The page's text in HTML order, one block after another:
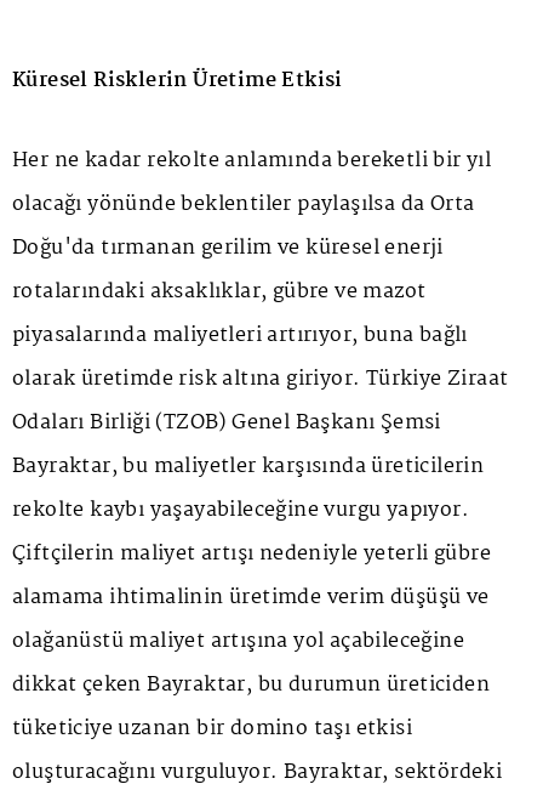
Küresel Risklerin Üretime Etkisi
Her ne kadar rekolte anlamında bereketli bir yıl
olacağı yönünde beklentiler paylaşılsa da Orta
Doğu'da tırmanan gerilim ve küresel enerji
rotalarındaki aksaklıklar, gübre ve mazot
piyasalarında maliyetleri artırıyor, buna bağlı
olarak üretimde risk altına giriyor. Türkiye Ziraat
Odaları Birliği (TZOB) Genel Başkanı Şemsi
Bayraktar, bu maliyetler karşısında üreticilerin
rekolte kaybı yaşayabileceğine vurgu yapıyor.
Çiftçilerin maliyet artışı nedeniyle yeterli gübre
alamama ihtimalinin üretimde verim düşüşü ve
olağanüstü maliyet artışına yol açabileceğine
dikkat çeken Bayraktar, bu durumun üreticiden
tüketiciye uzanan bir domino taşı etkisi
oluşturacağını vurguluyor. Bayraktar, sektördeki